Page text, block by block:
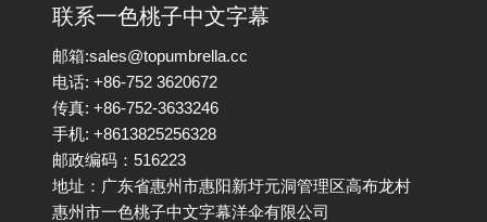
联系一色桃子中文字幕
邮箱:sales@topumbrella.cc
电话: +86-752 3620672
传真: +86-752-3633246
手机: +8613825256328
邮政编码：516223
地址：广东省惠州市惠阳新圩元洞管理区高布龙村
惠州市一色桃子中文字幕洋伞有限公司